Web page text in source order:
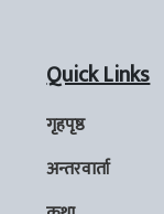
Quick Links
गृहपृष्ठ
अन्तरवार्ता